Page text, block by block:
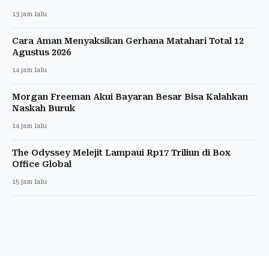
13 jam lalu
Cara Aman Menyaksikan Gerhana Matahari Total 12
Agustus 2026
14 jam lalu
Morgan Freeman Akui Bayaran Besar Bisa Kalahkan
Naskah Buruk
14 jam lalu
The Odyssey Melejit Lampaui Rp17 Triliun di Box
Office Global
15 jam lalu